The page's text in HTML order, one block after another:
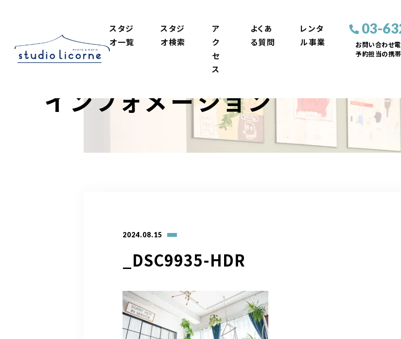
スタジ
オ一覧
スタジ
オ検索
ア
ク
セ
ス
よくあ
る質問
レンタ
ル事業
03-
お問い合わせ
予約担当の携帯
インフォメーション
2024.08.15
_DSC9935-HDR